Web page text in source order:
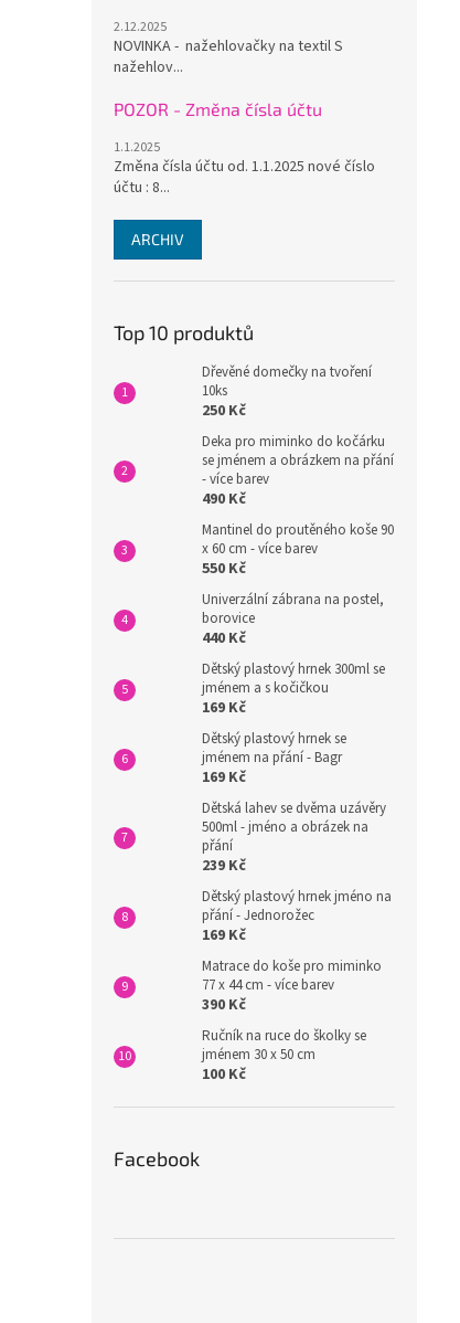
2.12.2025
NOVINKA - nažehlovačky na textil S
nažehlov...
POZOR - Změna čísla účtu
1.1.2025
Změna čísla účtu od. 1.1.2025 nové číslo
účtu : 8...
ARCHIV
Top 10 produktů
Dřevěné domečky na tvoření
10ks
250 Kč
Deka pro miminko do kočárku
se jménem a obrázkem na přání
- více barev
490 Kč
Mantinel do proutěného koše 90
x 60 cm - více barev
550 Kč
Univerzální zábrana na postel,
borovice
440 Kč
Dětský plastový hrnek 300ml se
jménem a s kočičkou
169 Kč
Dětský plastový hrnek se
jménem na přání - Bagr
169 Kč
Dětská lahev se dvěma uzávěry
500ml - jméno a obrázek na
přání
239 Kč
Dětský plastový hrnek jméno na
přání - Jednorožec
169 Kč
Matrace do koše pro miminko
77 x 44 cm - více barev
390 Kč
Ručník na ruce do školky se
jménem 30 x 50 cm
100 Kč
Facebook